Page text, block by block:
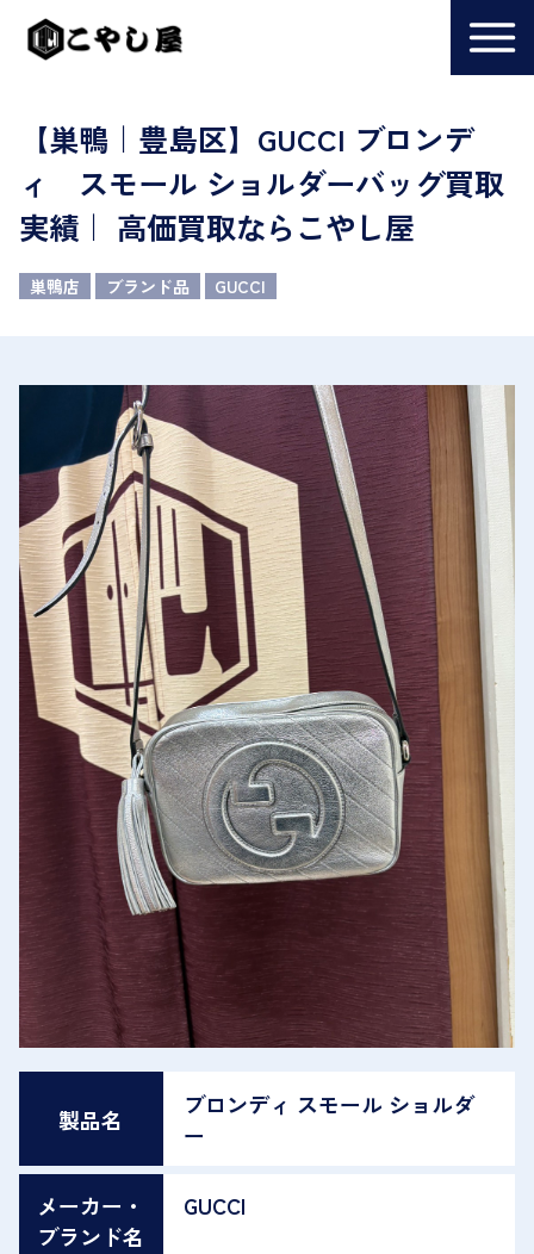
【巣鴨｜豊島区】GUCCI ブロンデ
ィ スモール ショルダーバッグ買取
実績｜ 高価買取ならこやし屋
巣鴨店 ブランド品 GUCCI
製品名
ブロンディ スモール ショルダ
ー
メーカー・
ブランド名
GUCCI